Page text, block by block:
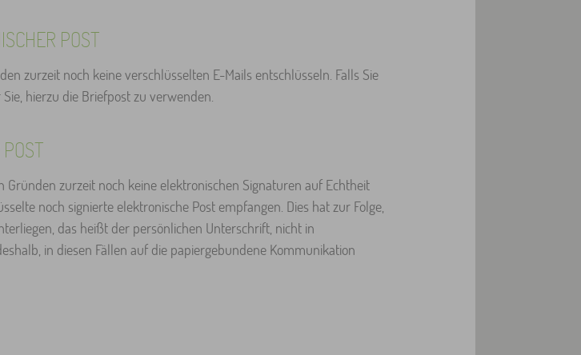
POST
zurzeit noch keine verschlüsselten E-Mails entschlüsseln. Falls Sie
hierzu die Briefpost zu verwenden.
zurzeit noch keine elektronischen Signaturen auf Echtheit
noch signierte elektronische Post empfangen. Dies hat zur Folge,
das heißt der persönlichen Unterschrift, nicht in
in diesen Fällen auf die papiergebundene Kommunikation